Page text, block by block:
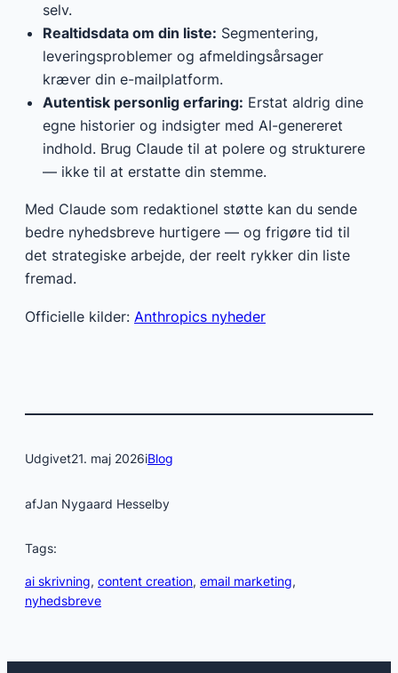
selv.
Realtidsdata om din liste: Segmentering,
leveringsproblemer og afmeldingsårsager
kræver din e-mailplatform.
Autentisk personlig erfaring: Erstat aldrig dine
egne historier og indsigter med AI-genereret
indhold. Brug Claude til at polere og strukturere
— ikke til at erstatte din stemme.
Med Claude som redaktionel støtte kan du sende
bedre nyhedsbreve hurtigere — og frigøre tid til
det strategiske arbejde, der reelt rykker din liste
fremad.
Officielle kilder: Anthropics nyheder
Udgivet21. maj 2026iBlog
afJan Nygaard Hesselby
Tags:
ai skrivning, content creation, email marketing
nyhedsbreve